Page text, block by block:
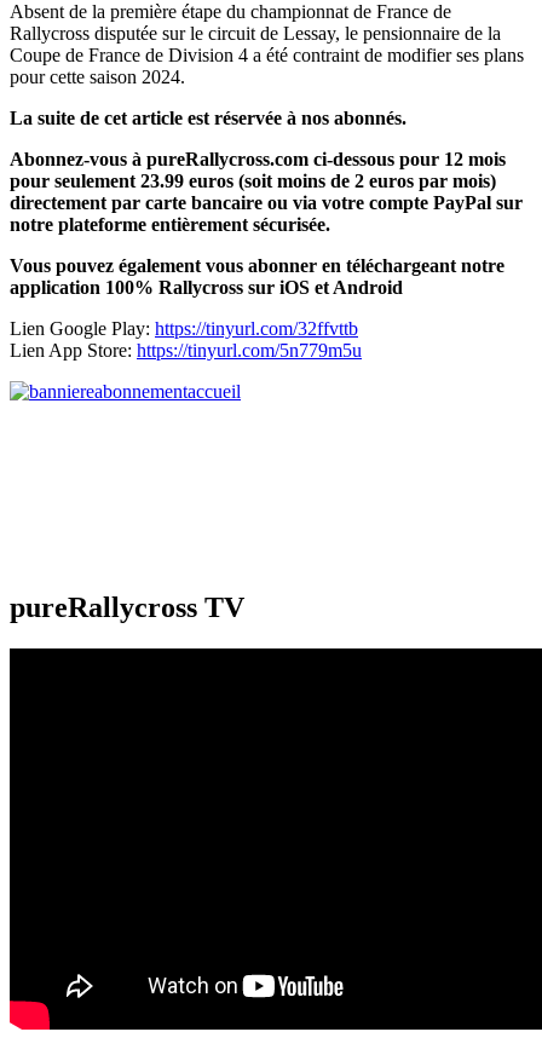
Absent de la première étape du championnat de France de
Rallycross disputée sur le circuit de Lessay, le pensionnaire de la
Coupe de France de Division 4 a été contraint de modifier ses plans
pour cette saison 2024.
La suite de cet article est réservée à nos abonnés.
Abonnez-vous à pureRallycross.com ci-dessous pour 12 mois
pour seulement 23.99 euros (soit moins de 2 euros par mois)
directement par carte bancaire ou via votre compte PayPal sur
notre plateforme entièrement sécurisée.
Vous pouvez également vous abonner en téléchargeant notre
application 100% Rallycross sur iOS et Android
Lien Google Play: https://tinyurl.com/32ffvttb
Lien App Store: https://tinyurl.com/5n779m5u
pureRallycross TV